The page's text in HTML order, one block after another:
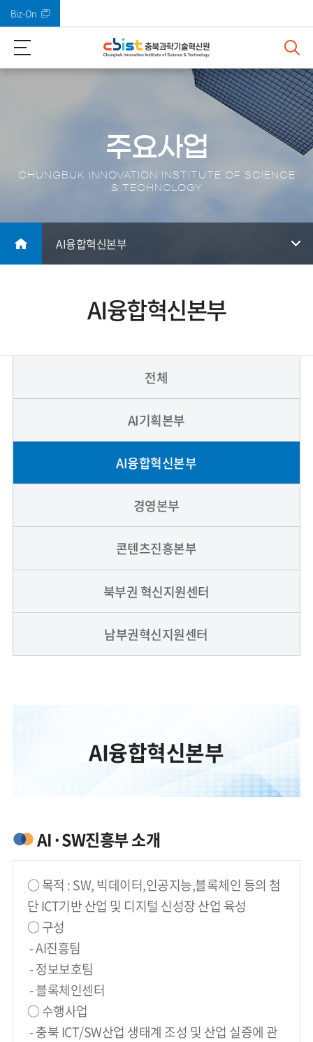
Biz-On
주요사업
CHUNGBUK INNOVATION INSTITUTE OF SCIENCE
& TECHNOLOGY
AI융합혁신본부
AI융합혁신본부
전체
AI기획본부
AI융합혁신본부
경영본부
콘텐츠진흥본부
북부권 혁신지원센터
남부권혁신지원센터
AI융합혁신본부
AI·SW진흥부 소개
○ 목적 : SW, 빅데이터,인공지능,블록체인 등의 첨
단 ICT기반 산업 및 디지털 신성장 산업 육성
○ 구성
- AI진흥팀
- 정보보호팀
- 블록체인센터
○ 수행사업